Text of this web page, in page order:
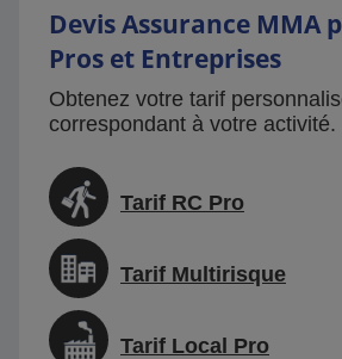
Devis Assurance MMA
Pros et Entreprises
Obtenez votre tarif
correspondant à votre activité.
Tarif RC Pro
Tarif Multirisque
Tarif Local Pro